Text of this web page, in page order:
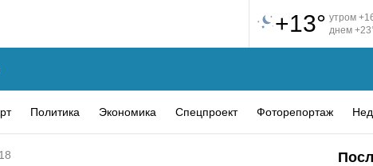
+13° утром
днем
Политика Экономика Спецпроект Фоторепортаж